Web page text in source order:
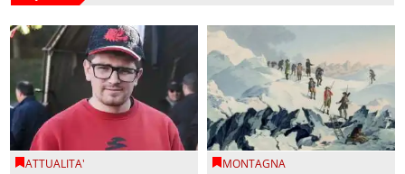
ATTUALITA' MONTAGNA